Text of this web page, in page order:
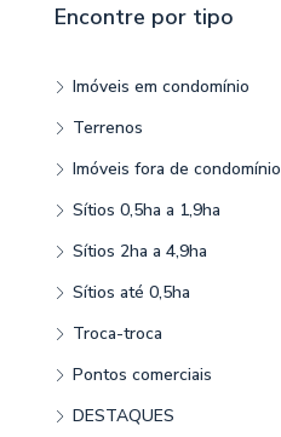
Encontre por tipo
Imóveis em condomínio
Terrenos
Imóveis fora de condomínio
Sítios 0,5ha a 1,9ha
Sítios 2ha a 4,9ha
Sítios até 0,5ha
Troca-troca
Pontos comerciais
DESTAQUES